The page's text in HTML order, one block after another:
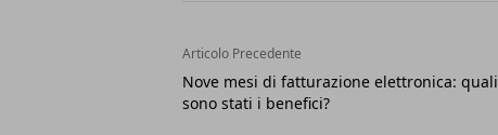
Articolo Precedente
Nove mesi di fatturazione elettronica: quali
sono stati i benefici?